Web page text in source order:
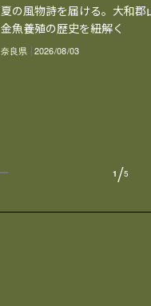
夏の風物詩を届ける。大和郡
金魚養殖の歴史を紐解く
奈良県 2026/08/03
1 /5